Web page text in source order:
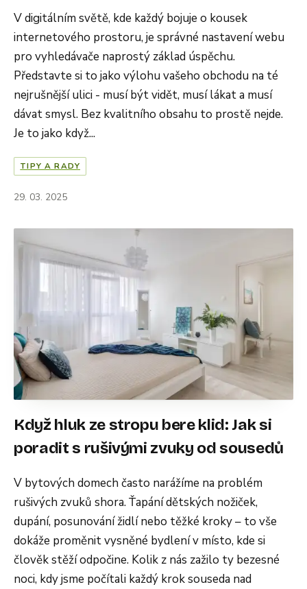
V digitálním světě, kde každý bojuje o kousek
internetového prostoru, je správné nastavení webu
pro vyhledávače naprostý základ úspěchu.
Představte si to jako výlohu vašeho obchodu na té
nejrušnější ulici - musí být vidět, musí lákat a musí
dávat smysl. Bez kvalitního obsahu to prostě nejde.
Je to jako když...
TIPY A RADY
29. 03. 2025
Když hluk ze stropu bere klid: Jak si
poradit s rušivými zvuky od sousedů
V bytových domech často narážíme na problém
rušivých zvuků shora. Ťapání dětských nožiček,
dupání, posunování židlí nebo těžké kroky – to vše
dokáže proměnit vysněné bydlení v místo, kde si
člověk stěží odpočine. Kolik z nás zažilo ty bezesné
noci, kdy jsme počítali každý krok souseda nad